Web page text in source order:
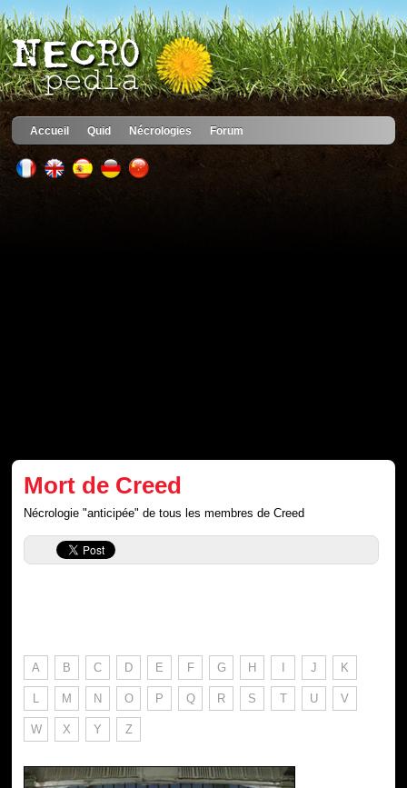
Accueil Quid Nécrologies Forum
Mort de Creed
Nécrologie "anticipée" de tous les membres de Creed
A B C D E F G H I J K
L M N O P Q R S T U V
W X Y Z